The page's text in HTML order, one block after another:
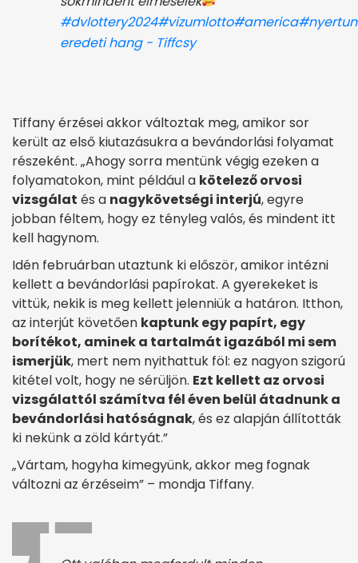
#dvlottery2024#vizumlotto#america
eredeti hang - Tiffcsy
Tiffany érzései akkor változtak meg, amikor sor
került az első kiutazásukra a bevándorlási folyamat
részeként. „Ahogy sorra mentünk végig ezeken a
folyamatokon, mint például a kötelező orvosi
vizsgálat és a nagykövetségi interjú, egyre
jobban féltem, hogy ez tényleg valós, és mindent itt
kell hagynom.
Idén februárban utaztunk ki először, amikor intézni
kellett a bevándorlási papírokat. A gyerekeket is
vittük, nekik is meg kellett jelenniük a határon. Itthon,
az interjút követően kaptunk egy papírt, egy
borítékot, aminek a tartalmát igazából mi sem
ismerjük, mert nem nyithattuk föl: ez nagyon szigorú
kitétel volt, hogy ne sérüljön. Ezt kellett az orvosi
vizsgálattól számítva fél éven belül átadnunk a
bevándorlási hatóságnak, és ez alapján állították
ki nekünk a zöld kártyát.”
„Vártam, hogyha kimegyünk, akkor meg fognak
változni az érzéseim” – mondja Tiffany.